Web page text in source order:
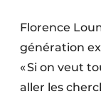
Florence
génération
« Si on veut
aller les